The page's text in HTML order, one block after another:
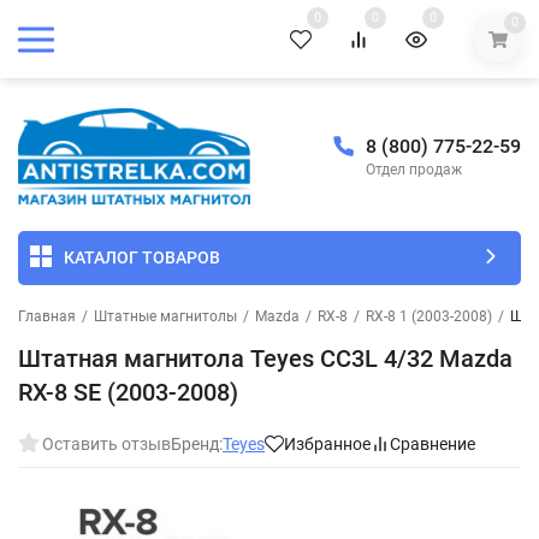
0 0 0 0
8 (800) 775-22-59
Отдел продаж
КАТАЛОГ ТОВАРОВ
Главная / Штатные магнитолы / Mazda / RX-8 / RX-8 1 (2003-2008) /
Штатная магнитола Teyes CC3L 4/32 Mazda
RX-8 SE (2003-2008)
Оставить отзывБренд:Teyes Избранное Сравнение